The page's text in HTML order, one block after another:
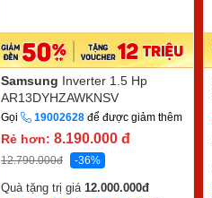
Samsung Inverter 1.5 Hp
AR13DYHZAWKNSV
Gọi 19002628 để được giảm thêm
Rẻ hơn: 8.190.000 đ
12.790.000đ -36%
Quà tặng trị giá 12.000.000đ